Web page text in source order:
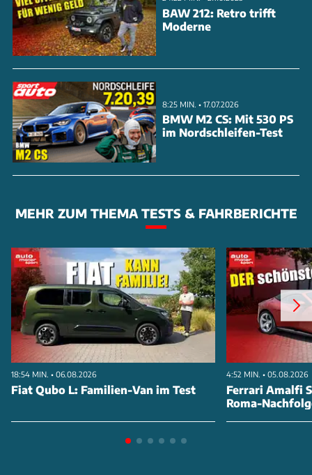
BAW 212: Retro trifft
Moderne
8:25 MIN. • 17.07.2026
BMW M2 CS: Mit 530 PS
im Nordschleifen-Test
MEHR ZUM THEMA TESTS & FAHRBERICHTE
18:54 MIN. • 06.08.2026
Fiat Qubo L: Familien-Van im Test
4:52 MIN. • 05.08.2026
Ferrari Amalfi
Roma-